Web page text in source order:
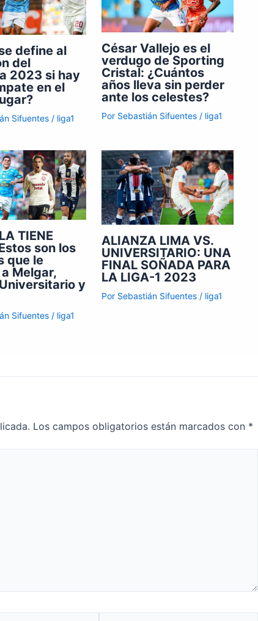
define al
del
2023 si hay
en el
Sifuentes / liga1
César Vallejo es el
verdugo de Sporting
Cristal: ¿Cuántos
años lleva sin perder
ante los celestes?
Por Sebastián Sifuentes / liga1
TIENE
son los
que le
Melgar,
y
Sifuentes / liga1
ALIANZA LIMA VS.
UNIVERSITARIO: UNA
FINAL SOÑADA PARA
LA LIGA-1 2023
Por Sebastián Sifuentes / liga1
Los campos obligatorios están marcados con *